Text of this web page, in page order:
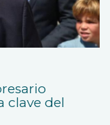
clave del